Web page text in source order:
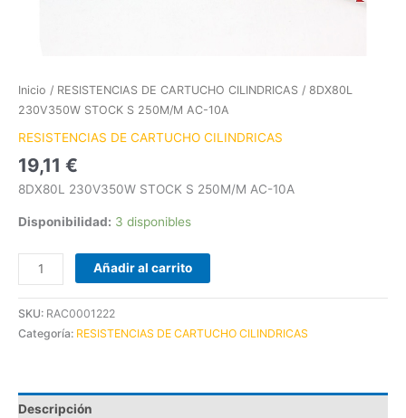
Inicio / RESISTENCIAS DE CARTUCHO CILINDRICAS / 8DX80L
230V350W STOCK S 250M/M AC-10A
RESISTENCIAS DE CARTUCHO CILINDRICAS
19,11 €
8DX80L 230V350W STOCK S 250M/M AC-10A
Disponibilidad: 3 disponibles
Añadir al carrito
SKU: RAC0001222
Categoría: RESISTENCIAS DE CARTUCHO CILINDRICAS
Descripción